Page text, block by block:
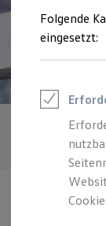
Junge
Leasing
Folgende
eingesetzt: